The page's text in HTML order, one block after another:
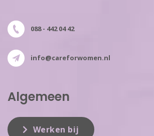
088 - 442 04 42
info@careforwomen.nl
Algemeen
Werken bij